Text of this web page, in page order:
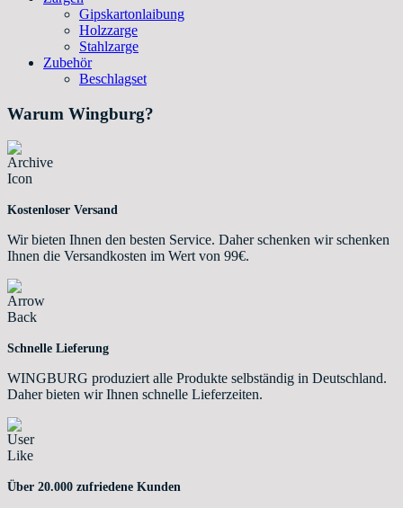
Gipskartonlaibung
Holzzarge
Stahlzarge
Zubehör
Beschlagset
Warum Wingburg?
Kostenloser Versand
Wir bieten Ihnen den besten Service. Daher schenken wir schenken
Ihnen die Versandkosten im Wert von 99€.
Schnelle Lieferung
WINGBURG produziert alle Produkte selbständig in Deutschland.
Daher bieten wir Ihnen schnelle Lieferzeiten.
Über 20.000 zufriedene Kunden